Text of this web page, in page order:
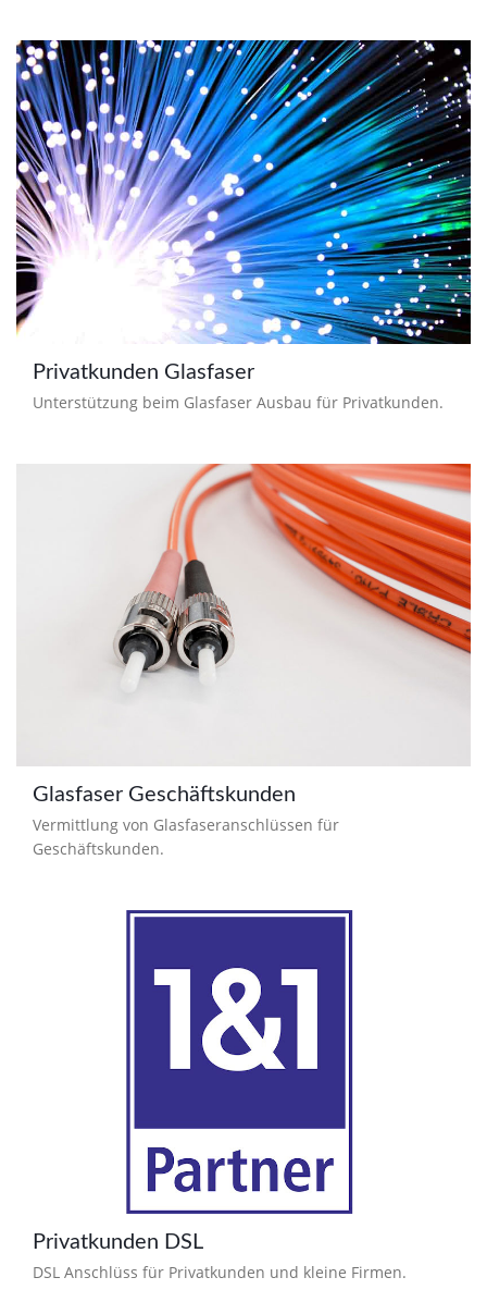
Privatkunden Glasfaser
Unterstützung beim Glasfaser Ausbau für Privatkunden.
Glasfaser Geschäftskunden
Vermittlung von Glasfaseranschlüssen für
Geschäftskunden.
Privatkunden DSL
DSL Anschlüss für Privatkunden und kleine Firmen.